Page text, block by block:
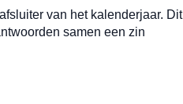
van het kalenderjaar. Dit
samen een zin